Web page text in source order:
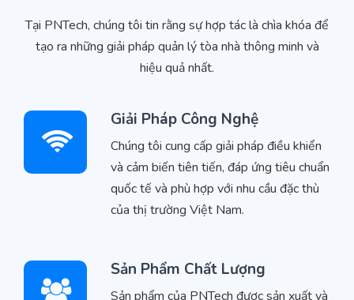
Tại PNTech, chúng tôi tin rằng sự hợp tác là chìa khóa để
tạo ra những giải pháp quản lý tòa nhà thông minh và
hiệu quả nhất.
Giải Pháp Công Nghệ
Chúng tôi cung cấp giải pháp điều khiển
và cảm biến tiên tiến, đáp ứng tiêu chuẩn
quốc tế và phù hợp với nhu cầu đặc thù
của thị trường Việt Nam.
Sản Phẩm Chất Lượng
Sản phẩm của PNTech được sản xuất và